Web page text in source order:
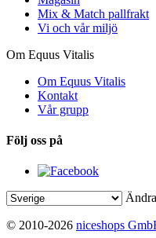
Mix & Match pallfrakt
Vi och vår miljö
Om Equus Vitalis
Om Equus Vitalis
Kontakt
Vår grupp
Följ oss på
© 2010-2026 niceshops